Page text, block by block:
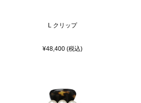
L クリップ
¥48,400 (税込)